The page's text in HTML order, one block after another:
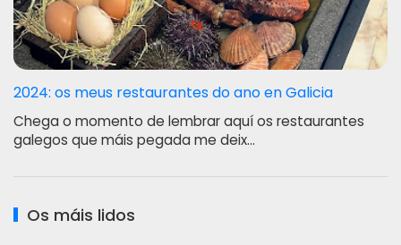
2024: os meus restaurantes do ano en Galicia
Chega o momento de lembrar aquí os restaurantes
galegos que máis pegada me deix…
Os máis lidos